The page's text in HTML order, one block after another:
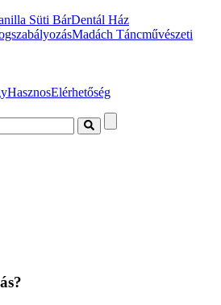
Süti BárDentál Ház
Madách Táncművészeti
HasznosElérhetőség